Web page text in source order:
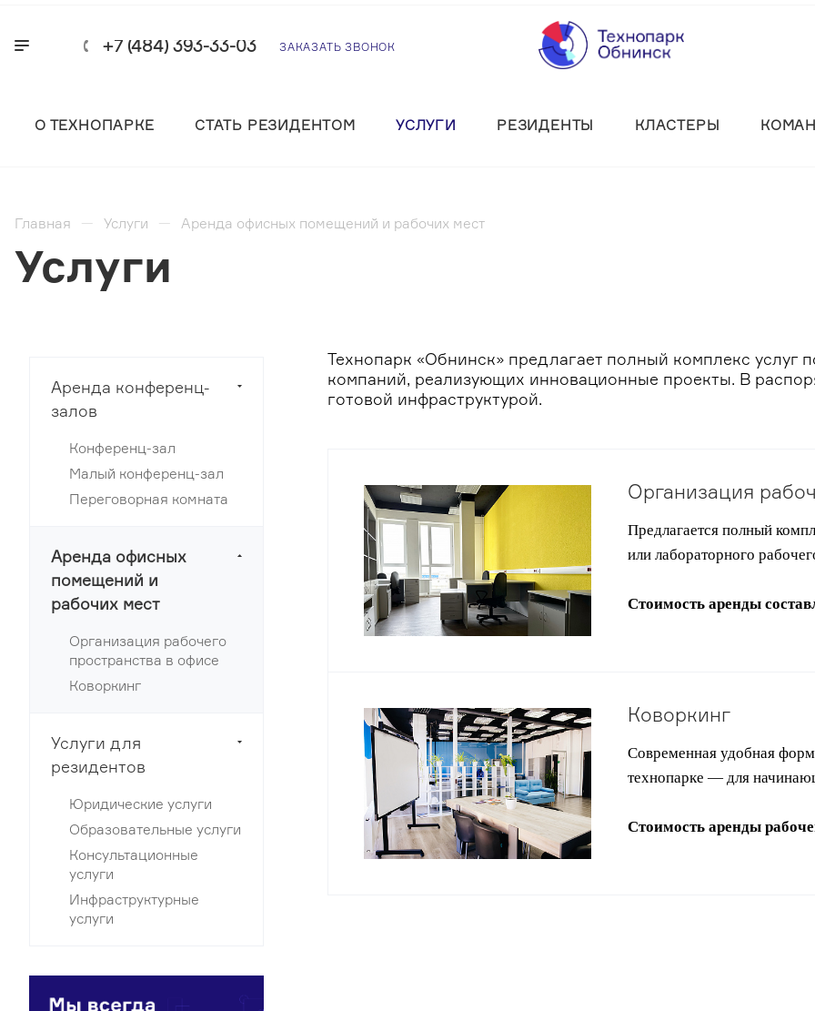
+7 (484) 393-33-03 ЗАКАЗАТЬ ЗВОНОК
О ТЕХНОПАРКЕ СТАТЬ РЕЗИДЕНТОМ УСЛУГИ РЕЗИДЕНТЫ КЛАСТЕРЫ
Главная Услуги Аренда офисных помещений и рабочих мест
Услуги
Аренда конференц-
залов
Конференц-зал
Малый конференц-зал
Переговорная комната
Аренда офисных
помещений и
рабочих мест
Организация рабочего
пространства в офисе
Коворкинг
Услуги для
резидентов
Юридические услуги
Образовательные услуги
Консультационные
услуги
Инфраструктурные
услуги
Технопарк «Обнинск» предлагает полный комплекс
компаний, реализующих инновационные проекты. В
готовой инфраструктурой.
Организация
Предлагается полный
или лабораторного
Стоимость аренды
Коворкинг
Современная удобная
технопарке — для
Стоимость аренды